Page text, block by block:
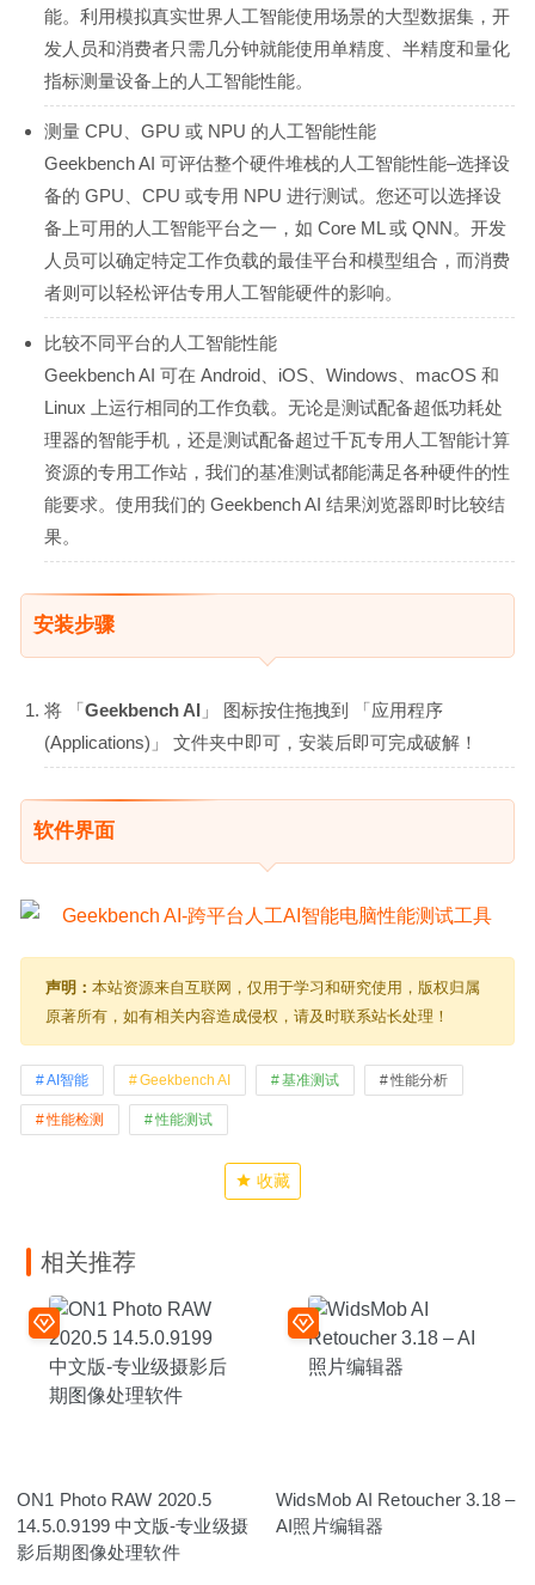
能。利用模拟真实世界人工智能使用场景的大型数据集，开
发人员和消费者只需几分钟就能使用单精度、半精度和量化
指标测量设备上的人工智能性能。
测量 CPU、GPU 或 NPU 的人工智能性能
Geekbench AI 可评估整个硬件堆栈的人工智能性能–选择设
备的 GPU、CPU 或专用 NPU 进行测试。您还可以选择设
备上可用的人工智能平台之一，如 Core ML 或 QNN。开发
人员可以确定特定工作负载的最佳平台和模型组合，而消费
者则可以轻松评估专用人工智能硬件的影响。
比较不同平台的人工智能性能
Geekbench AI 可在 Android、iOS、Windows、macOS 和
Linux 上运行相同的工作负载。无论是测试配备超低功耗处
理器的智能手机，还是测试配备超过千瓦专用人工智能计算
资源的专用工作站，我们的基准测试都能满足各种硬件的性
能要求。使用我们的 Geekbench AI 结果浏览器即时比较结
果。
安装步骤
将 「Geekbench AI 」 图标按住拖拽到 「应用程序
(Applications)」 文件夹中即可，安装后即可完成破解！
软件界面
声明： 本站资源来自互联网，仅用于学习和研究使用，版权归属
原著所有，如有相关内容造成侵权，请及时联系站长处理！
AI智能 Geekbench AI 基准测试 性能分析
性能检测 性能测试
收藏
相关推荐
ON1 Photo RAW 2020.5
14.5.0.9199 中文版-专业级摄
影后期图像处理软件
WidsMob AI Retoucher 3.18 –
AI照片编辑器